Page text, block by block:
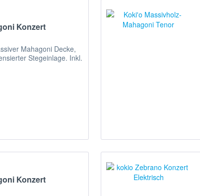
Konzert
Mahagoni Decke,
Stegeinlage. Inkl.
Konzert